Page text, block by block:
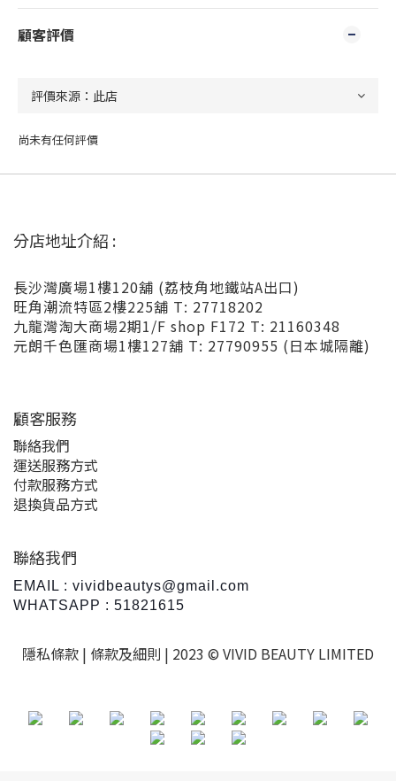
顧客評價
尚未有任何評價
分店地址介紹 :
長沙灣廣場1樓120舖 (荔枝角地鐵站A出口)
旺角潮流特區2樓225舖 T: 27718202
九龍灣淘大商場2期1/F shop F172 T: 21160348
元朗千色匯商場1樓127舖 T: 27790955 (日本城隔離)
顧客服務
聯絡我們
運送服務方式
付款服務方式
退換貨品方式
聯絡我們
EMAIL : vividbeautys@gmail.com
WHATSAPP : 51821615
隱私條款 | 條款及細則 | 2023 © VIVID BEAUTY LIMITED